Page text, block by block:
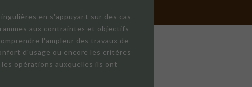
en s'appuyant sur des cas
aux contraintes et objectifs
l'ampleur des travaux de
d'usage ou encore les critères
opérations auxquelles ils ont